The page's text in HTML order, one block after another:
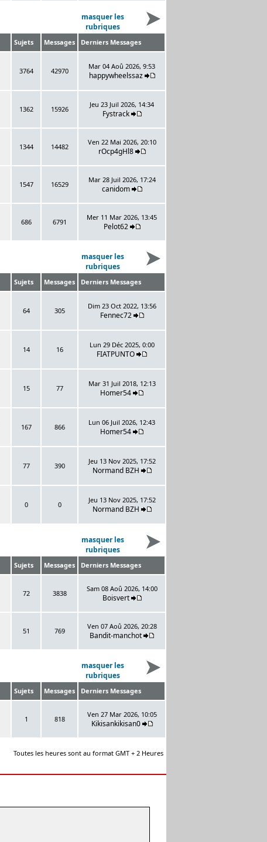
masquer les
rubriques
Sujets Messages Derniers Messages
3764 42970
Mar 04 Aoû 2026, 9:53
happywheelssaz
1362 15926
Jeu 23 Juil 2026, 14:34
Fystrack
1344 14482
Ven 22 Mai 2026, 20:10
rOcp4gHl8
1547 16529
Mar 28 Juil 2026, 17:24
canidom
686 6791
Mer 11 Mar 2026, 13:45
Pelot62
masquer les
rubriques
Sujets Messages Derniers Messages
64 305
Dim 23 Oct 2022, 13:56
Fennec72
14 16
Lun 29 Déc 2025, 0:00
FIATPUNTO
15 77
Mar 31 Juil 2018, 12:13
Homer54
167 866
Lun 06 Juil 2026, 12:43
Homer54
77 390
Jeu 13 Nov 2025, 17:52
Normand BZH
0 0
Jeu 13 Nov 2025, 17:52
Normand BZH
masquer les
rubriques
Sujets Messages Derniers Messages
72 3838
Sam 08 Aoû 2026, 14:00
Boisvert
51 769
Ven 07 Aoû 2026, 20:28
Bandit-manchot
masquer les
rubriques
Sujets Messages Derniers Messages
1 818
Ven 27 Mar 2026, 10:05
Kikisankikisan0
Toutes les heures sont au format GMT + 2 Heures